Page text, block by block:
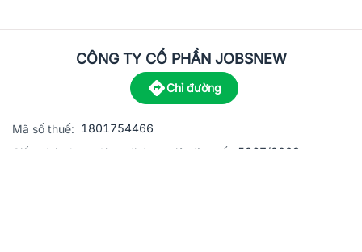
CÔNG TY CỔ PHẦN JOBSNEW
Chỉ đường
Mã số thuế: 1801754466
Giấy phép hoạt động dịch vụ việc làm số:
5867/2023